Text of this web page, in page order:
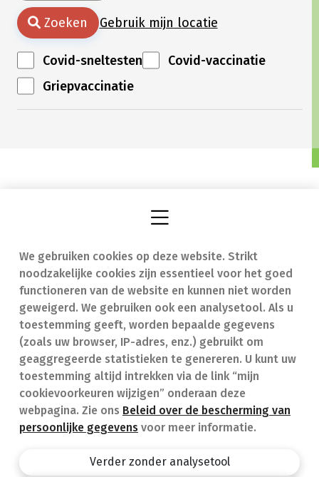
We gebruiken cookies op deze website. Strikt
noodzakelijke cookies zijn essentieel voor het goed
functioneren van de website en kunnen niet worden
geweigerd. We gebruiken ook een analysetool. Als u
toestemming geeft, worden bepaalde gegevens
(zoals uw browser, IP-adres, enz.) gebruikt om
geaggregeerde statistieken te genereren. U kunt uw
toestemming altijd intrekken via de link “mijn
cookievoorkeuren wijzigen” onderaan deze
webpagina. Zie ons Beleid over de bescherming van
persoonlijke gegevens voor meer informatie.
Verder zonder analysetool
Zoeken Gebruik mijn locatie
Covid-sneltesten
Covid-vaccinatie
Griepvaccinatie
Vind een apotheek
Onze expertise
Ziekten
Geneesmiddelen
In geval van nood
Contact
Veelgestelde vragen
(FAQ)
Apotheek.be
Privacy policy